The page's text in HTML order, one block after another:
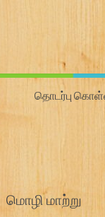
தொடர்பு
மொழி மாற்று